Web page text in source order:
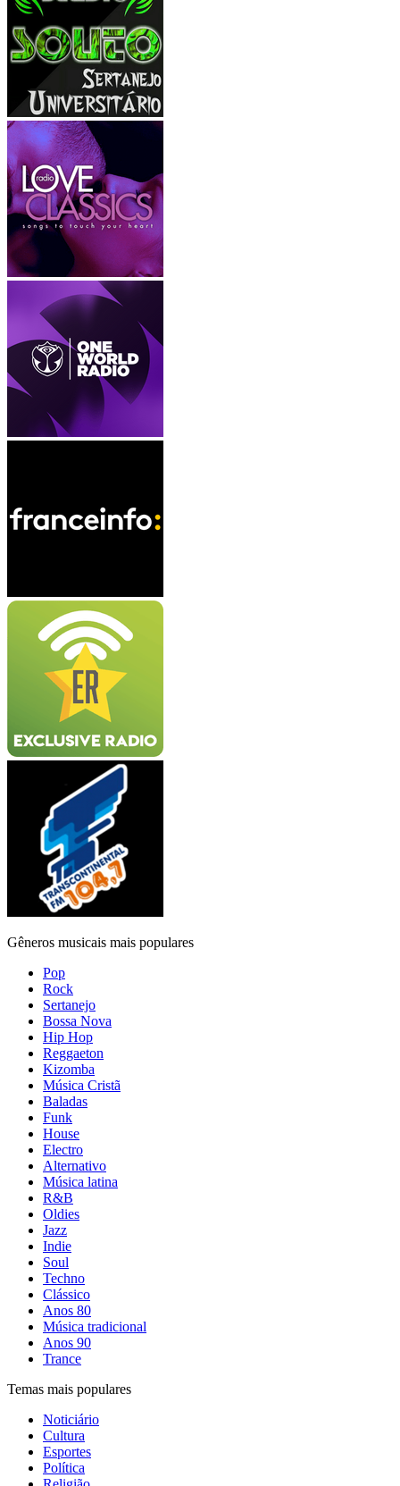
Gêneros musicais mais populares
Pop
Rock
Sertanejo
Bossa Nova
Hip Hop
Reggaeton
Kizomba
Música Cristã
Baladas
Funk
House
Electro
Alternativo
Música latina
R&B
Oldies
Jazz
Indie
Soul
Techno
Clássico
Anos 80
Música tradicional
Anos 90
Trance
Temas mais populares
Noticiário
Cultura
Esportes
Política